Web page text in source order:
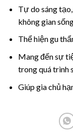
Tự do sáng
không gian
Thể hiện gu
Mang đến sự
trong quá trình
Giúp gia chủ